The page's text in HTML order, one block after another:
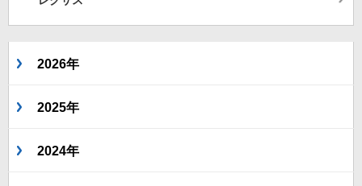
2026年
2025年
2024年